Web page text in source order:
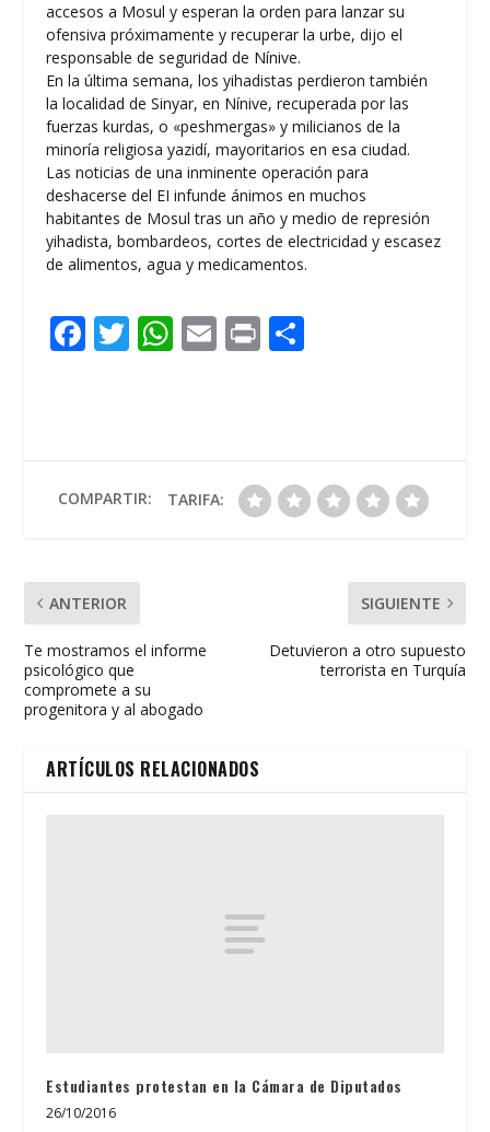
accesos a Mosul y esperan la orden para lanzar su
ofensiva próximamente y recuperar la urbe, dijo el
responsable de seguridad de Nínive.
En la última semana, los yihadistas perdieron también
la localidad de Sinyar, en Nínive, recuperada por las
fuerzas kurdas, o «peshmergas» y milicianos de la
minoría religiosa yazidí, mayoritarios en esa ciudad.
Las noticias de una inminente operación para
deshacerse del EI infunde ánimos en muchos
habitantes de Mosul tras un año y medio de represión
yihadista, bombardeos, cortes de electricidad y escasez
de alimentos, agua y medicamentos.
F
o
o
T W
A
p
E Pr
ar
ti
COMPARTIR: TARIFA:
ANTERIOR
Te mostramos el informe
psicológico que
compromete a su
progenitora y al abogado
SIGUIENTE
Detuvieron a otro supuesto
terrorista en Turquía
ARTÍCULOS RELACIONADOS
Estudiantes protestan en la Cámara de Diputados
26/10/2016